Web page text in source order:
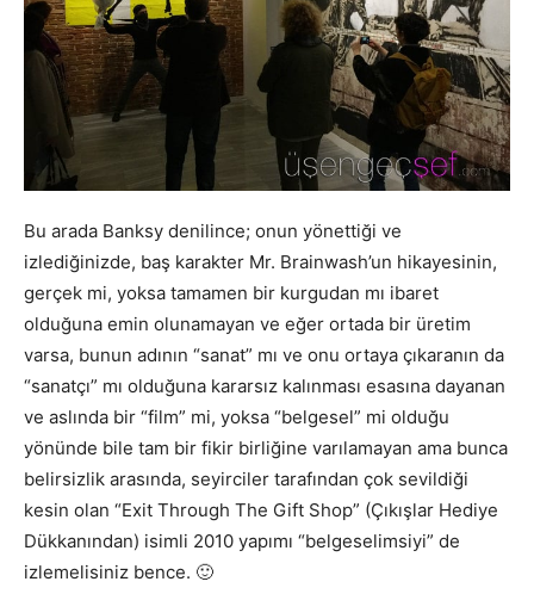
Bu arada Banksy denilince; onun yönettiği ve
izlediğinizde, baş karakter Mr. Brainwash’un hikayesinin,
gerçek mi, yoksa tamamen bir kurgudan mı ibaret
olduğuna emin olunamayan ve eğer ortada bir üretim
varsa, bunun adının “sanat” mı ve onu ortaya çıkaranın da
“sanatçı” mı olduğuna kararsız kalınması esasına dayanan
ve aslında bir “film” mi, yoksa “belgesel” mi olduğu
yönünde bile tam bir fikir birliğine varılamayan ama bunca
belirsizlik arasında, seyirciler tarafından çok sevildiği
kesin olan “Exit Through The Gift Shop” (Çıkışlar Hediye
Dükkanından) isimli 2010 yapımı “belgeselimsiyi” de
izlemelisiniz bence. 🙂